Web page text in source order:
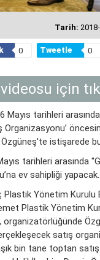
Tarih:
0 Tweetle 0
için
Mayıs tarihleri
Organizasyonu’
Özgüneş'te istişarede
tarihleri arasında
ev sahipliği yapacak.
Plastik Yönetim Kurulu
Plastik Yönetim
organizatörlüğünde
satış
bin tane toptan